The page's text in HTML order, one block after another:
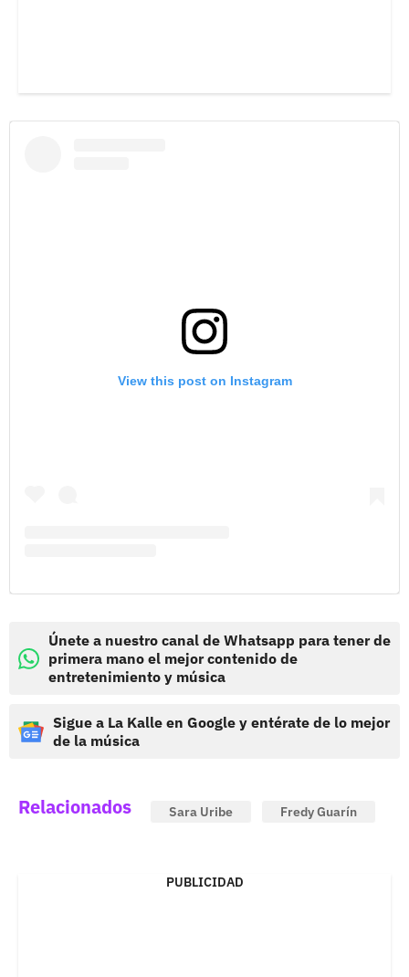
View this post on Instagram
Únete a nuestro canal de Whatsapp para tener de
primera mano el mejor contenido de
entretenimiento y música
Sigue a La Kalle en Google y entérate de lo mejor
de la música
Relacionados Sara Uribe Fredy Guarín
PUBLICIDAD